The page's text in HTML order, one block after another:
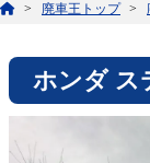
廃車王トップ
ホンダ ス